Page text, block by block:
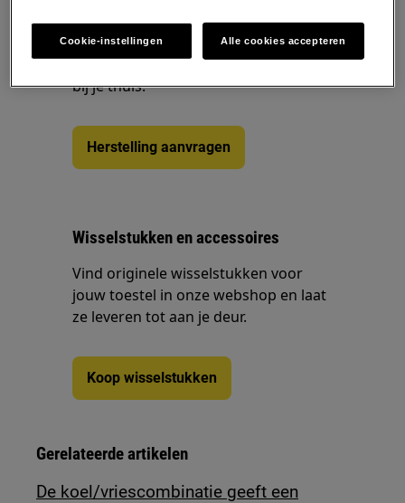
Maak een afspraak met één van onze
gekwalificeerde Zanussi techniekers
en ontdek onze professionele service
bij je thuis.
Herstelling aanvragen
Wisselstukken en accessoires
Vind originele wisselstukken voor
jouw toestel in onze webshop en laat
ze leveren tot aan je deur.
Koop wisselstukken
Gerelateerde artikelen
De koel/vriescombinatie geeft een
Cookie-instellingen Alle cookies accepteren